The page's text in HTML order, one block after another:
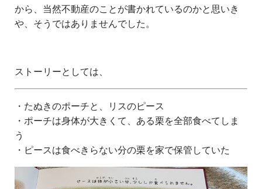
から、当然不動産のことが書かれているのかと思いき
や、そうではありませんでした。
ストーリーとしては、
・たぬきのポーチと、リスのピース
・ポーチは身体が大きくて、ある栗を全部食べてしま
う
・ピースは食べきらない分の栗を家で保管していた